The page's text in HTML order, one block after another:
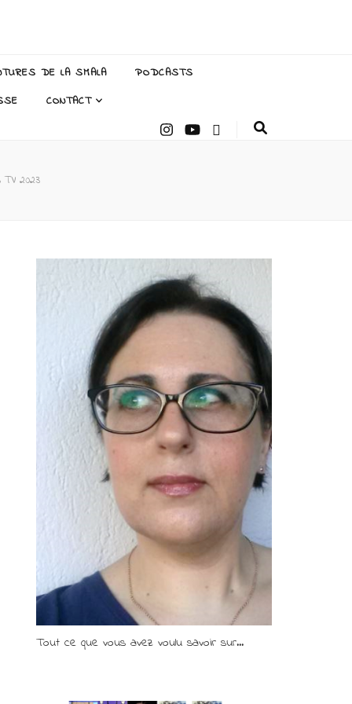
DE LA SMALA
PODCASTS
CONTACT
2023
Tout ce que vous avez voulu savoir sur...